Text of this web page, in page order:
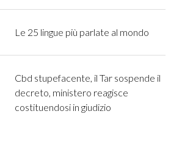
Le 25 lingue più parlate al mondo
Cbd stupefacente, il Tar sospende il
decreto, ministero reagisce
costituendosi in giudizio